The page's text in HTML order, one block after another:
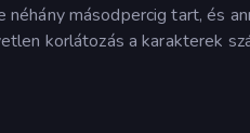
másodpercig tart, és
korlátozás a karakterek